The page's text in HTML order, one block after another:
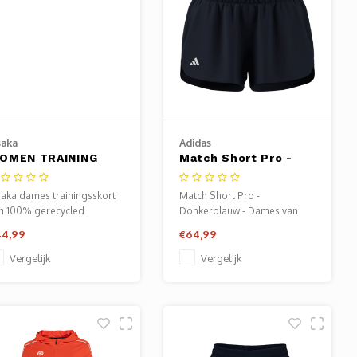
TRAINING
- RED - Dames
dames trainingsskort
100% gerecycled
- ademend,
en rekbaar.
Vergelijk
Adidas
Match Short Pro -
Donkerblauw -
Dames
Match Short Pro -
Donkerblauw - Dames van
dames. Verkrijgbaar bij
Sportze Baarn.
€64,99
Vergelijk